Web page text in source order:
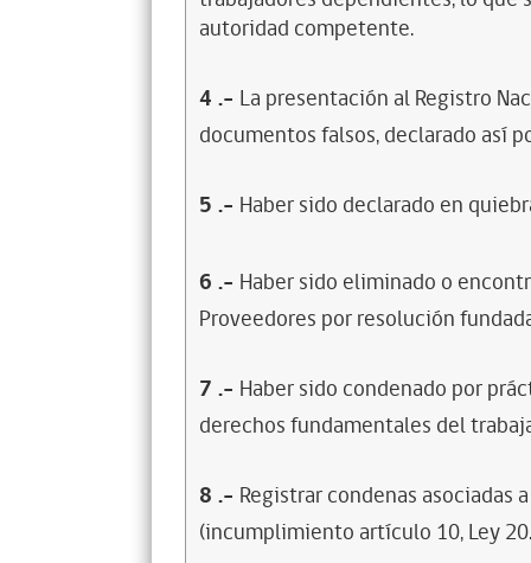
autoridad competente.
4 .- La presentación al Registro
documentos falsos, declarado así
5 .- Haber sido declarado en
6 .- Haber sido eliminado o
Proveedores por resolución
7 .- Haber sido condenado por
derechos fundamentales del
8 .- Registrar condenas asociadas
(incumplimiento artículo 10, Ley